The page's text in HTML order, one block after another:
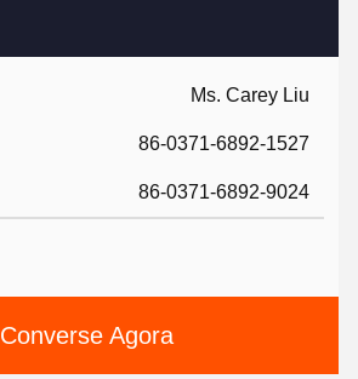
Ms. Carey Liu
86-0371-6892-1527
86-0371-6892-9024
Converse Agora